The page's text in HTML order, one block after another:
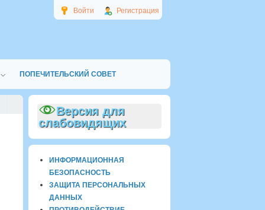
Войти Регистрация
ПОПЕЧИТЕЛЬСКИЙ СОВЕТ
Версия для
слабовидящих
ИНФОРМАЦИОННАЯ
БЕЗОПАСНОСТЬ
ЗАЩИТА ПЕРСОНАЛЬНЫХ
ДАННЫХ